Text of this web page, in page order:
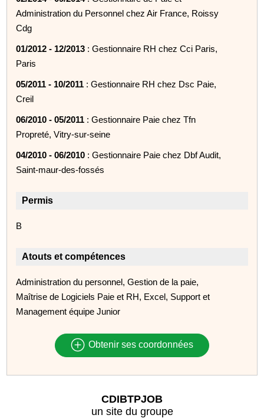
Administration du Personnel chez Air France, Roissy
Cdg
01/2012 - 12/2013 : Gestionnaire RH chez Cci Paris,
Paris
05/2011 - 10/2011 : Gestionnaire RH chez Dsc Paie,
Creil
06/2010 - 05/2011 : Gestionnaire Paie chez Tfn
Propreté, Vitry-sur-seine
04/2010 - 06/2010 : Gestionnaire Paie chez Dbf Audit,
Saint-maur-des-fossés
Permis
B
Atouts et compétences
Administration du personnel, Gestion de la paie,
Maîtrise de Logiciels Paie et RH, Excel, Support et
Management équipe Junior
Obtenir ses coordonnées
CDIBTPJOB
un site du groupe